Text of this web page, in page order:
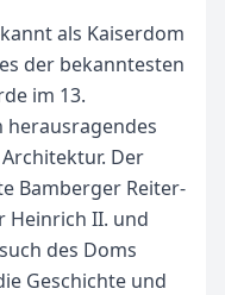
als Kaiserdom
der bekanntesten
im 13.
herausragendes
Der
Bamberger Reiter-
Heinrich II. und
des Doms
Geschichte und